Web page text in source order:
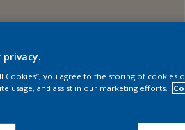
privacy.
Cookies”, you agree to the storing of cookies
usage, and assist in our marketing efforts.